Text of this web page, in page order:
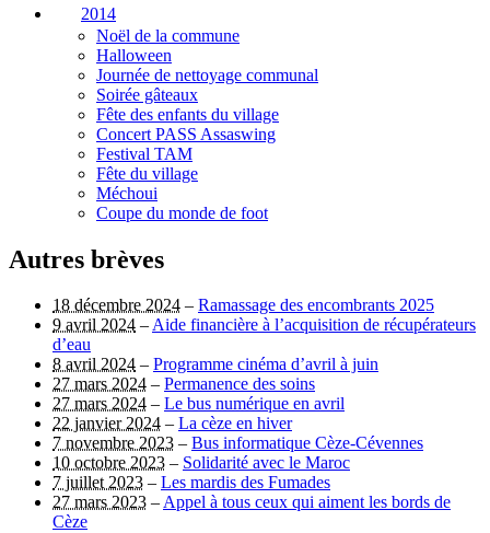
2014
Noël de la commune
Halloween
Journée de nettoyage communal
Soirée gâteaux
Fête des enfants du village
Concert PASS Assaswing
Festival TAM
Fête du village
Méchoui
Coupe du monde de foot
Autres brèves
18 décembre 2024 – Ramassage des encombrants 2025
9 avril 2024 –Aide financière à l’acquisition de récupérateurs
d’eau
8 avril 2024 – Programme cinéma d’avril à juin
27 mars 2024 – Permanence des soins
27 mars 2024 – Le bus numérique en avril
22 janvier 2024 – La cèze en hiver
7 novembre 2023 – Bus informatique Cèze-Cévennes
10 octobre 2023 – Solidarité avec le Maroc
7 juillet 2023 – Les mardis des Fumades
27 mars 2023 –Appel à tous ceux qui aiment les bords de
Cèze